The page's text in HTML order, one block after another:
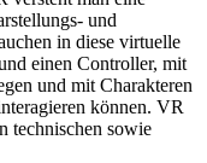
und
in diese virtuelle
einen Controller, mit
und mit Charakteren
können. VR
technischen sowie